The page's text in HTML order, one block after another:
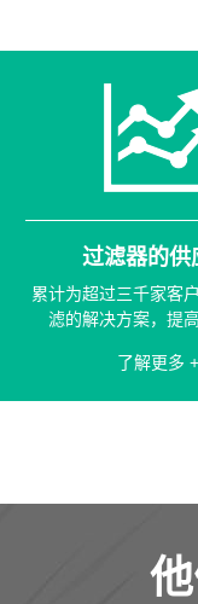
过滤器的供
累计为超过三千家客
滤的解决方案，提高
了解更多 +